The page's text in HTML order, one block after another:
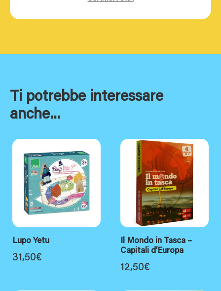
Ti potrebbe interessare
anche...
Lupo Yetu
31,50€
Il Mondo in Tasca –
Capitali d’Europa
12,50€